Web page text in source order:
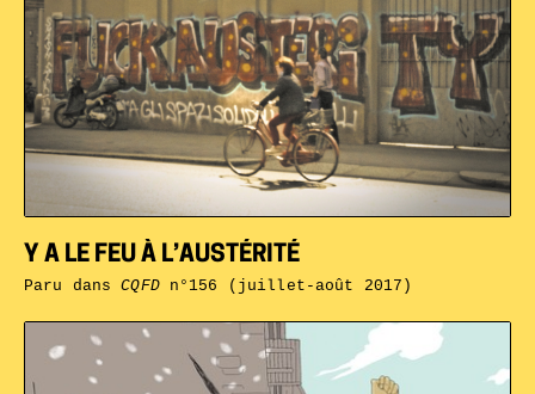
Y A LE FEU À L’AUSTÉRITÉ
Paru dansCQFDn°156 (juillet-août 2017)